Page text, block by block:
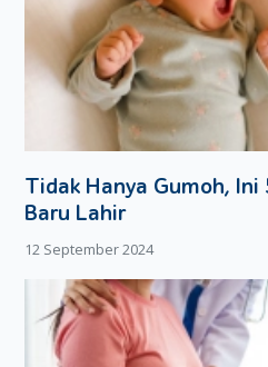
Tidak Hanya Gumoh, Ini
Baru Lahir
12 September 2024